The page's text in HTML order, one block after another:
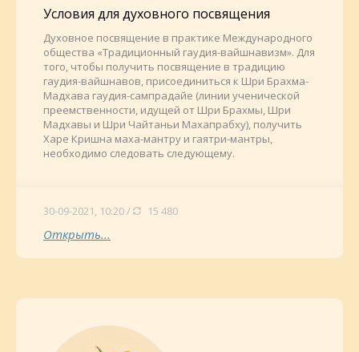
Условия для духовного посвящения
Духовное посвящение в практике Международного
общества «Традиционный гаудия-вайшнавизм». Для
того, чтобы получить посвящение в традицию
гаудия-вайшнавов, присоединиться к Шри Брахма-
Мадхава гаудия-сампрадайе (линии ученической
преемственности, идущей от Шри Брахмы, Шри
Мадхавы и Шри Чайтаньи Махапрабху), получить
Харе Кришна маха-мантру и гаятри-мантры,
необходимо следовать следующему.
30-09-2021, 10:20 / 15 480
Открыть...